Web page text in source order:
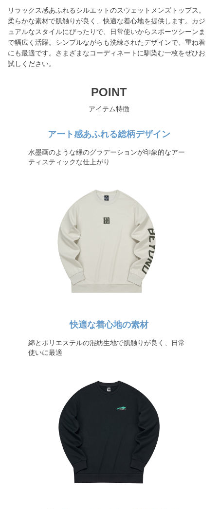
リラックス感あふれるシルエットのスウェットメンズトップス。
柔らかな素材で肌触りが良く、快適な着心地を提供します。カジ
ュアルなスタイルにぴったりで、日常使いからスポーツシーンま
で幅広く活躍。シンプルながらも洗練されたデザインで、重ね着
にも最適です。さまざまなコーディネートに馴染む一枚をぜひお
試しください。
POINT
アイテム特徴
アート感あふれる総柄デザイン
水墨画のような緑のグラデーションが印象的なアー
ティスティックな仕上がり
快適な着心地の素材
綿とポリエステルの混紡生地で肌触りが良く、日常
使いに最適